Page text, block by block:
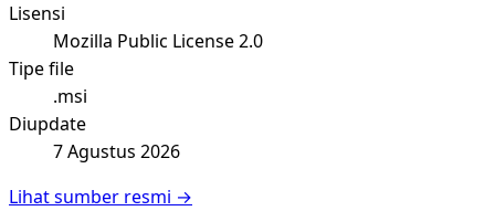
Lisensi
Mozilla Public License 2.0
Tipe file
.msi
Diupdate
7 Agustus 2026
Lihat sumber resmi →